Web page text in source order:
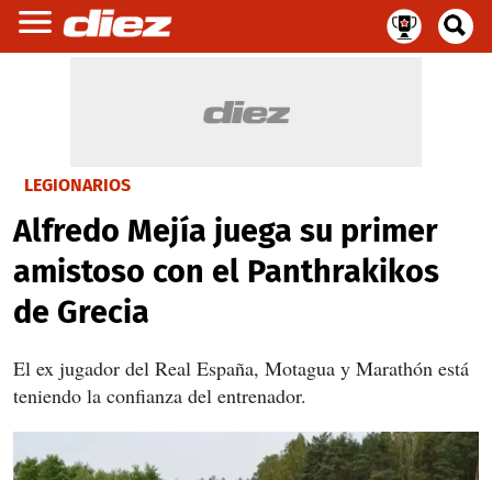
LEGIONARIOS
Alfredo Mejía juega su primer
amistoso con el Panthrakikos
de Grecia
El ex jugador del Real España, Motagua y Marathón está
teniendo la confianza del entrenador.